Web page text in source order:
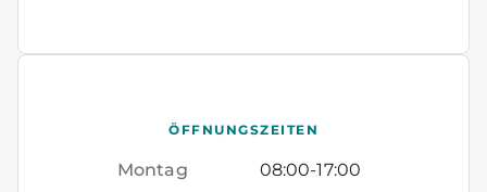
ÖFFNUNGSZEITEN
Montag 08:00-17:00